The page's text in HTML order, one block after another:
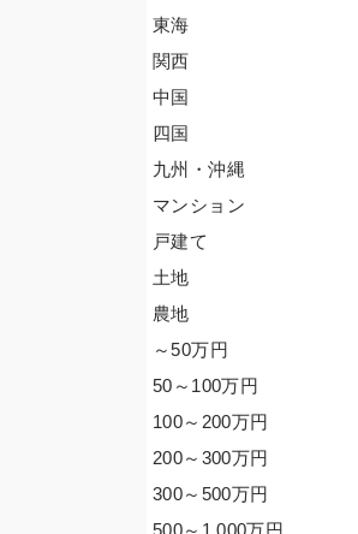
東海
関西
中国
四国
九州・沖縄
マンション
戸建て
土地
農地
～50万円
50～100万円
100～200万円
200～300万円
300～500万円
500～1,000万円